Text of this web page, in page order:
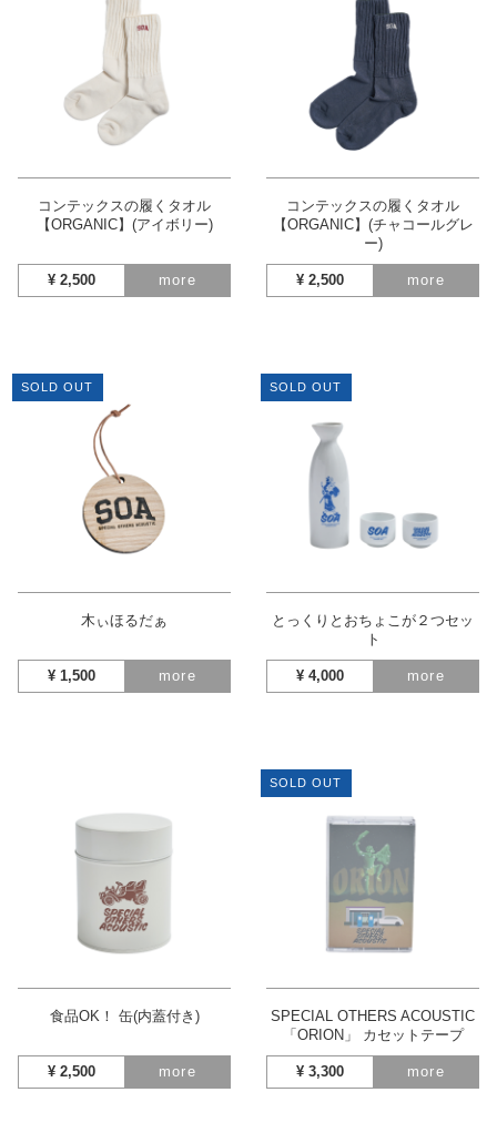
コンテックスの履くタオル
【ORGANIC】(アイボリー)
¥ 2,500 more
コンテックスの履くタオル
【ORGANIC】(チャコールグレ
ー)
¥ 2,500 more
SOLD OUT
木ぃほるだぁ
¥ 1,500 more
SOLD OUT
とっくりとおちょこが２つセッ
ト
¥ 4,000 more
食品OK！ 缶(内蓋付き)
¥ 2,500 more
SOLD OUT
SPECIAL OTHERS ACOUSTIC
「ORION」 カセットテープ
¥ 3,300 more